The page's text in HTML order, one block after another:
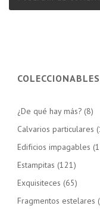
COLECCIONABLES
¿De qué hay más? (8)
Calvarios particulares
Edificios impagables
Estampitas (121)
Exquisiteces (65)
Fragmentos estelares